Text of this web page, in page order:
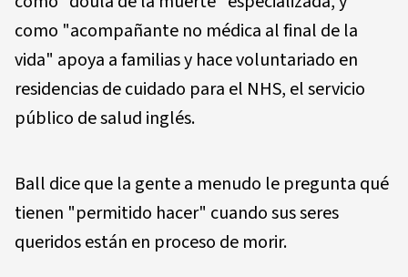
como "acompañante no médica al final de la
vida" apoya a familias y hace voluntariado en
residencias de cuidado para el NHS, el servicio
público de salud inglés.
Ball dice que la gente a menudo le pregunta qué
tienen "permitido hacer" cuando sus seres
queridos están en proceso de morir.